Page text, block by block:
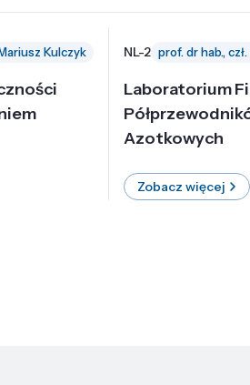
Kulczyk NL-2
Laboratorium
Azotkowych
Zobacz więcej